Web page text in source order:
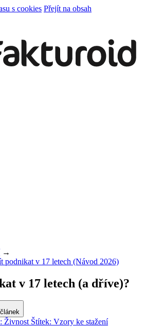
s cookies Přejít na obsah
→
podnikat v 17 letech (Návod 2026)
v 17 letech (a dříve)?
Živnost Štítek: Vzory ke stažení